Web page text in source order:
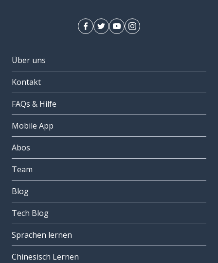
Über uns
Kontakt
FAQs & Hilfe
Mobile App
Abos
Team
Blog
Tech Blog
Sprachen lernen
Chinesisch Lernen